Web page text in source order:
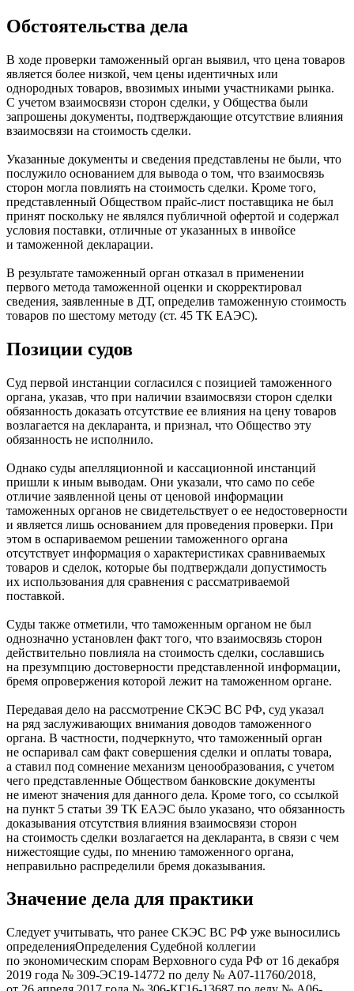
Обстоятельства дела
В ходе проверки таможенный орган выявил, что цена товаров
является более низкой, чем цены идентичных или
однородных товаров, ввозимых иными участниками рынка.
С учетом взаимосвязи сторон сделки, у Общества были
запрошены документы, подтверждающие отсутствие влияния
взаимосвязи на стоимость сделки.
Указанные документы и сведения представлены не были, что
послужило основанием для вывода о том, что взаимосвязь
сторон могла повлиять на стоимость сделки. Кроме того,
представленный Обществом прайс-лист поставщика не был
принят поскольку не являлся публичной офертой и содержал
условия поставки, отличные от указанных в инвойсе
и таможенной декларации.
В результате таможенный орган отказал в применении
первого метода таможенной оценки и скорректировал
сведения, заявленные в ДТ, определив таможенную стоимость
товаров по шестому методу (ст. 45 ТК ЕАЭС).
Позиции судов
Суд первой инстанции согласился с позицией таможенного
органа, указав, что при наличии взаимосвязи сторон сделки
обязанность доказать отсутствие ее влияния на цену товаров
возлагается на декларанта, и признал, что Общество эту
обязанность не исполнило.
Однако суды апелляционной и кассационной инстанций
пришли к иным выводам. Они указали, что само по себе
отличие заявленной цены от ценовой информации
таможенных органов не свидетельствует о ее недостоверности
и является лишь основанием для проведения проверки. При
этом в оспариваемом решении таможенного органа
отсутствует информация о характеристиках сравниваемых
товаров и сделок, которые бы подтверждали допустимость
их использования для сравнения с рассматриваемой
поставкой.
Суды также отметили, что таможенным органом не был
однозначно установлен факт того, что взаимосвязь сторон
действительно повлияла на стоимость сделки, сославшись
на презумпцию достоверности представленной информации,
бремя опровержения которой лежит на таможенном органе.
Передавая дело на рассмотрение СКЭС ВС РФ, суд указал
на ряд заслуживающих внимания доводов таможенного
органа. В частности, подчеркнуто, что таможенный орган
не оспаривал сам факт совершения сделки и оплаты товара,
а ставил под сомнение механизм ценообразования, с учетом
чего представленные Обществом банковские документы
не имеют значения для данного дела. Кроме того, со ссылкой
на пункт 5 статьи 39 ТК ЕАЭС было указано, что обязанность
доказывания отсутствия влияния взаимосвязи сторон
на стоимость сделки возлагается на декларанта, в связи с чем
нижестоящие суды, по мнению таможенного органа,
неправильно распределили бремя доказывания.
Значение дела для практики
Следует учитывать, что ранее СКЭС ВС РФ уже выносились
определенияОпределения Судебной коллегии
по экономическим спорам Верховного суда РФ от 16 декабря
2019 года № 309-ЭС19-14772 по делу № А07-11760/2018,